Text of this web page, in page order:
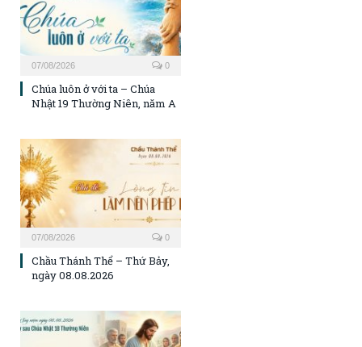
07/08/2026 0
Chúa luôn ở với ta – Chúa
Nhật 19 Thường Niên, năm A
07/08/2026 0
Chầu Thánh Thể – Thứ Bảy,
ngày 08.08.2026